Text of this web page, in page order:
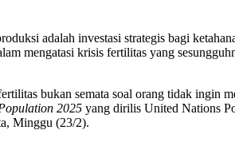
adalah investasi strategis bagi
mengatasi krisis fertilitas yang
bukan semata soal orang tidak ingin
2025 yang dirilis United Nations
Minggu (23/2).